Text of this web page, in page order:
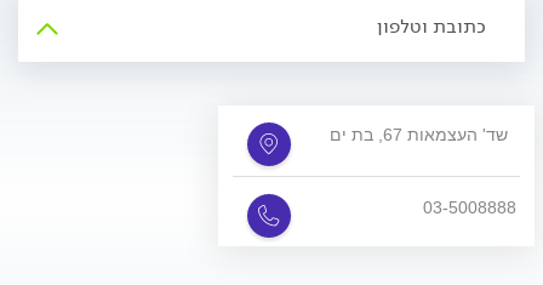
כתובת וטלפון
שד' העצמאות 67, בת ים
03-5008888